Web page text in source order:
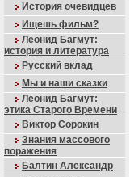
История очевидцев
Ищешь фильм?
Леонид Багмут:
история и литература
Русский вклад
Мы и наши сказки
Леонид Багмут:
этика Старого Времени
Виктор Сорокин
Знания массового
поражения
Балтин Александр